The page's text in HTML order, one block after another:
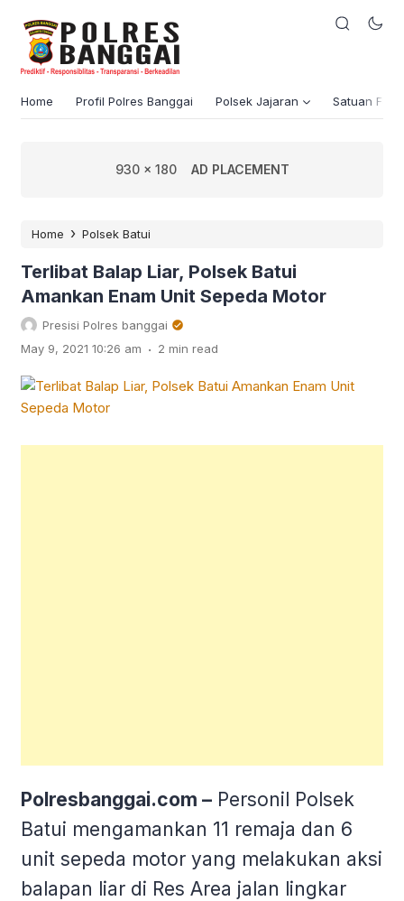
Home Profil Polres Banggai Polsek Jajaran Satuan
930 x 180 AD PLACEMENT
Home › Polsek Batui
Terlibat Balap Liar, Polsek Batui
Amankan Enam Unit Sepeda Motor
Presisi Polres banggai
May 9, 2021 10:26 am . 2 min read
Polresbanggai.com – Personil Polsek
Batui mengamankan 11 remaja dan 6
unit sepeda motor yang melakukan aksi
balapan liar di Res Area jalan lingkar